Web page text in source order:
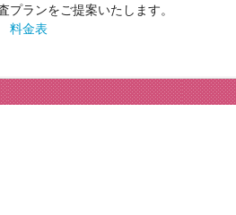
プランをご提案いたします。
料金表